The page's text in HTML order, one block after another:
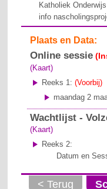
Katholiek
info
Plaats en Data:
Online sessie
(Kaart)
Reeks 1:(Voorbij)
maandag 2
Wachtlijst -
(Kaart)
Reeks 2:
Datum en
< Terug